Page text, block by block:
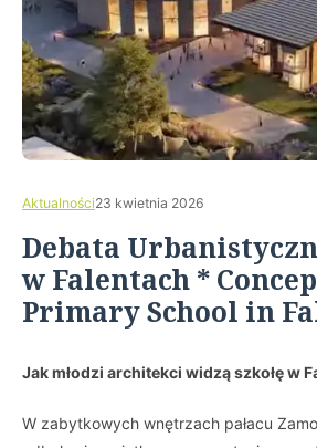
Aktualności23 kwietnia 2026
Debata
w Falentach *
Primary School in
Jak młodzi architekci widzą szkołę w
W zabytkowych wnętrzach pałacu